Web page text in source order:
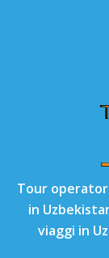
Tour operator
in
viaggi in